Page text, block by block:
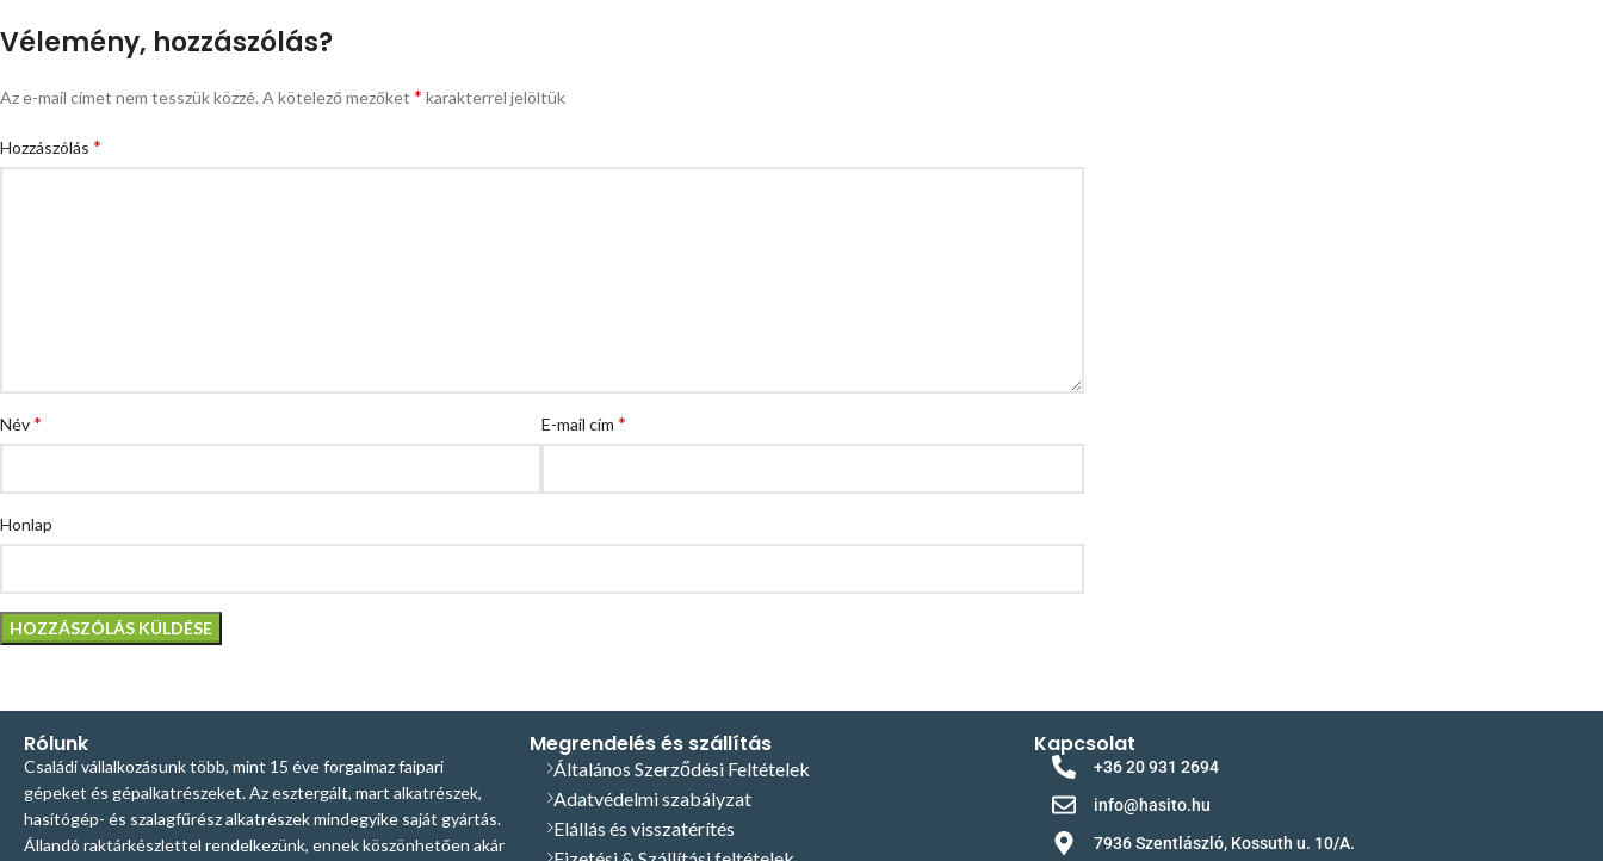
Vélemény, hozzászólás?
Az e-mail címet nem tesszük közzé. A kötelező mezőket * karakterrel jelöltük
Hozzászólás *
Név* E-mail cím*
Honlap
Rólunk
Családi vállalkozásunk több, mint 15 éve forgalmaz faipari
gépeket és gépalkatrészeket. Az esztergált, mart alkatrészek,
hasítógép- és szalagfűrész alkatrészek mindegyike saját gyártás.
Állandó raktárkészlettel rendelkezünk, ennek köszönhetően akár
Megrendelés és szállítás
Általános Szerződési Feltételek
Adatvédelmi szabályzat
Elállás és visszatérítés
Kapcsolat
+36 20 931 2694
info@hasito.hu
7936 Szentlászló, Kossuth u. 10/A.